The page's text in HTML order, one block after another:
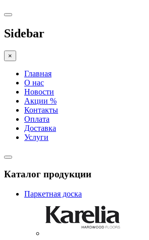
Sidebar
×
Главная
О нас
Новости
Акции %
Контакты
Оплата
Доставка
Услуги
Каталог продукции
Паркетная доска